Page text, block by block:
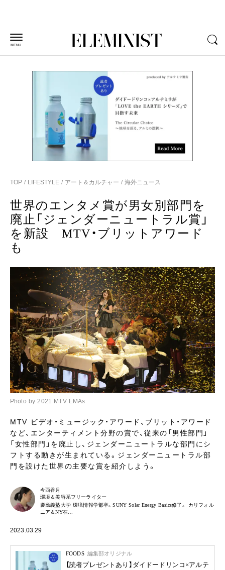
MENU
TOP LIFESTYLE アート＆カルチャー 海外ニュース
世界のエンタメ賞が男女別部門を
廃止「ジェンダーニュートラル賞」
を新設 MTV・ブリットアワード
も
Photo by 2021 MTV EMAs
MTV ビデオ・ミュージック・アワード、ブリット・アワード
など、エンターティメント分野の賞で、従来の「男性部門」
「女性部門」を廃止し、ジェンダーニュートラルな部門にシ
フトする動きが生まれている。ジェンダーニュートラル部
門を設けた世界の主要な賞を紹介しよう。
今西香月
環境＆美容系フリーライター
慶應義塾大学 環境情報学部卒。SUNY Solar Energy Basics修了。 カリフォル
ニア＆NY在…
2023.03.29
FOODS 編集部オリジナル
【読者プレゼントあり】ダイドードリンコ×アルテ